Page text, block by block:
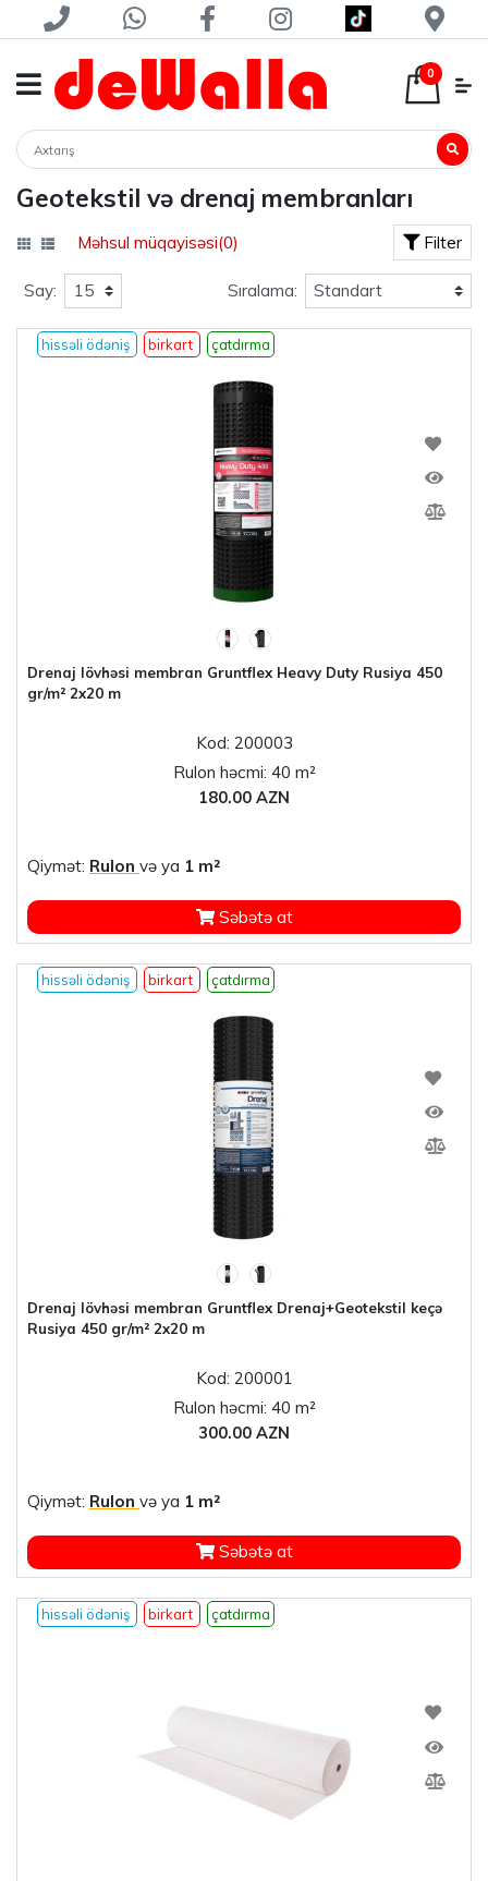
0
Geotekstil və drenaj membranları
Məhsul müqayisəsi(0) Filter
Say: Sıralama:
hissəli ödəniş birkart çatdırma
Drenaj lövhəsi membran Gruntflex Heavy Duty Rusiya 450
gr/m² 2x20 m
Kod: 200003
Rulon həcmi: 40 m²
180.00 AZN
Qiymət: Rulon və ya 1 m²
Səbətə at
hissəli ödəniş birkart çatdırma
Drenaj lövhəsi membran Gruntflex Drenaj+Geotekstil keçə
Rusiya 450 gr/m² 2x20 m
Kod: 200001
Rulon həcmi: 40 m²
300.00 AZN
Qiymət: Rulon və ya 1 m²
Səbətə at
hissəli ödəniş birkart çatdırma